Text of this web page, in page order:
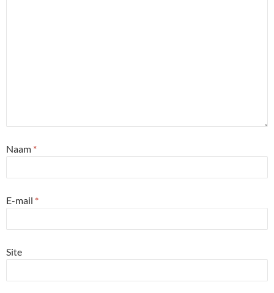
Naam *
E-mail *
Site